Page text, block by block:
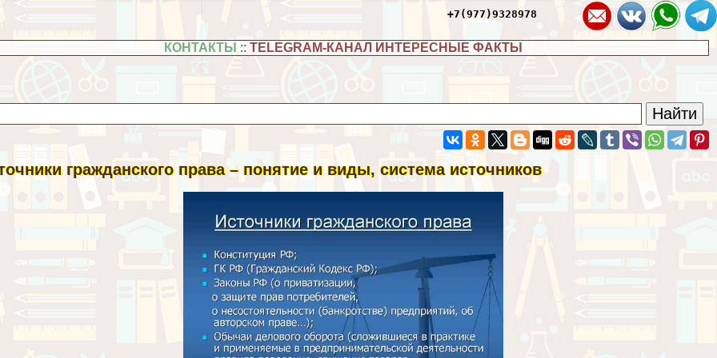
+7(977)9328978
КОНТАКТЫ ::TELEGRAM-КАНАЛ ИНТЕРЕСНЫЕ ФАКТЫ
гражданского права – понятие и виды, система источников